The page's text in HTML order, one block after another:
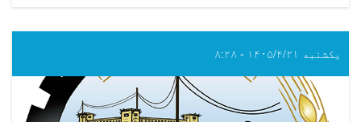
یکشنبه ۱۴۰۵/۴/۲۱ - ۸:۲۸